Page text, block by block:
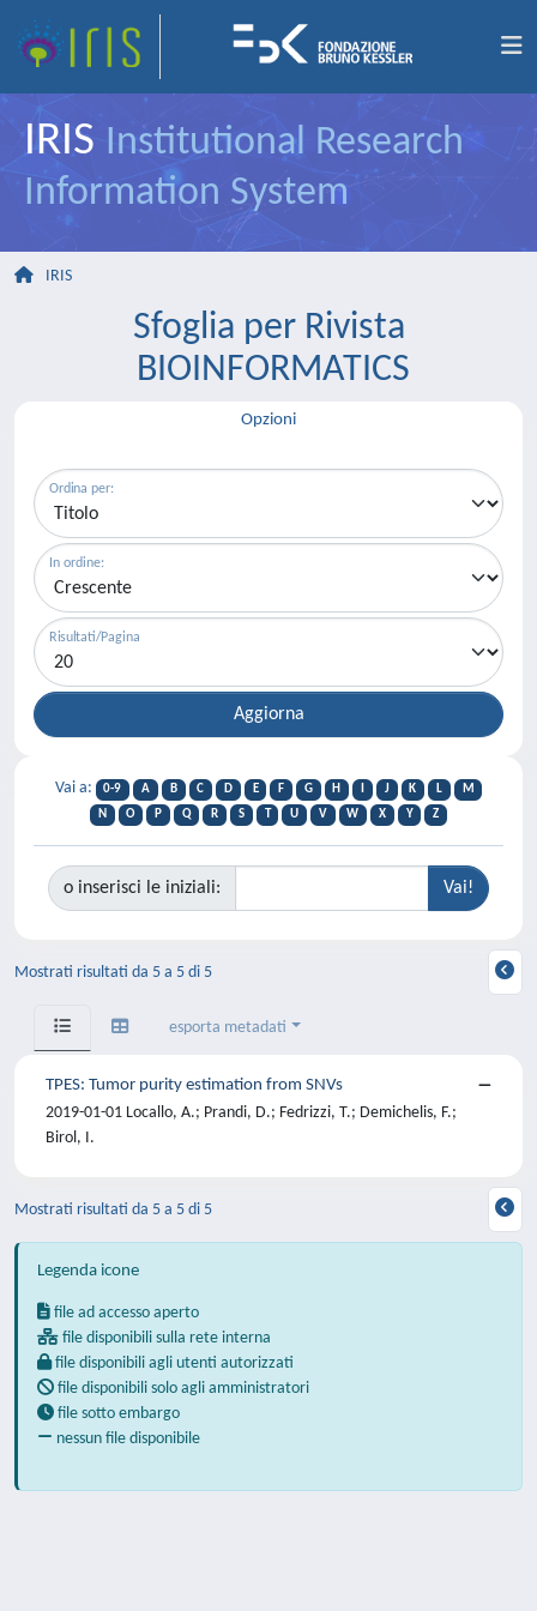
IRIS Institutional Research
Information System
IRIS
Sfoglia per Rivista
BIOINFORMATICS
Opzioni
Ordina per:
In ordine:
Risultati/Pagina
Vai a: 0-9 A B C D E F G H J K L
M
N
O P Q R S T U V W X Y Z
o inserisci le iniziali:
Mostrati risultati da 5 a 5 di 5
esporta metadati
TPES: Tumor purity estimation from SNVs
2019-01-01 Locallo, A.; Prandi, D.; Fedrizzi, T.; Demichelis, F.;
Birol, I.
Mostrati risultati da 5 a 5 di 5
Legenda icone
file ad accesso aperto
file disponibili sulla rete interna
file disponibili agli utenti autorizzati
file disponibili solo agli amministratori
file sotto embargo
nessun file disponibile